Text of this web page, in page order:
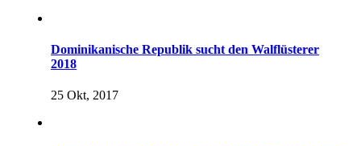
Dominikanische Republik sucht den Walflüsterer
2018
25 Okt, 2017